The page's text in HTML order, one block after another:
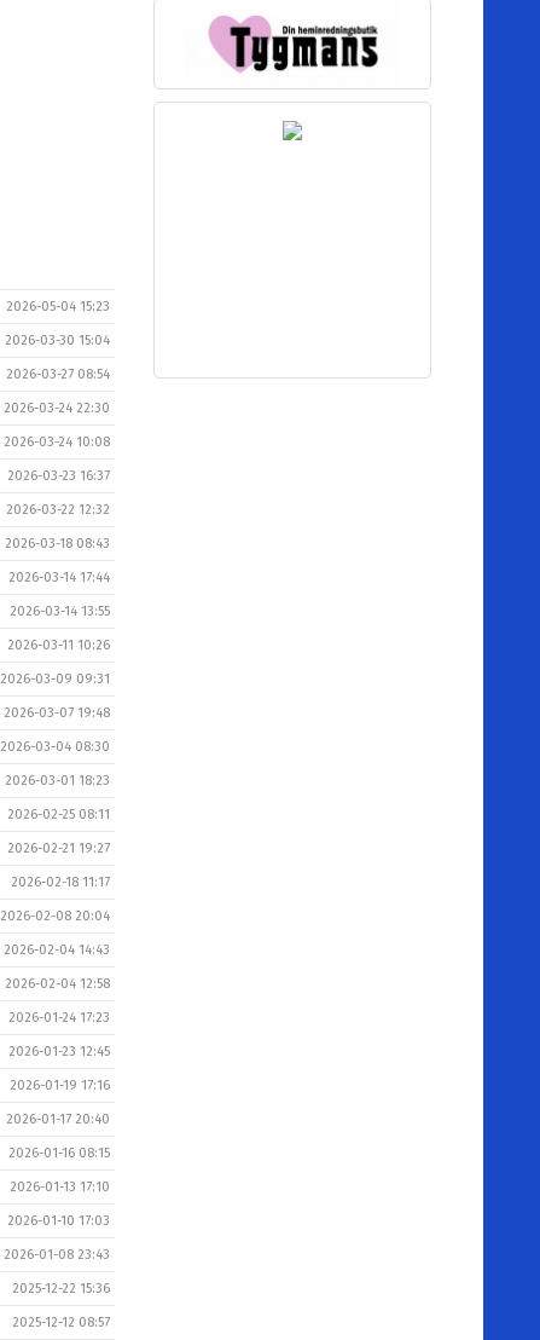
2026-05-04 15:23
2026-03-30 15:04
2026-03-27 08:54
2026-03-24 22:30
2026-03-24 10:08
2026-03-23 16:37
2026-03-22 12:32
2026-03-18 08:43
2026-03-14 17:44
2026-03-14 13:55
2026-03-11 10:26
2026-03-09 09:31
2026-03-07 19:48
2026-03-04 08:30
2026-03-01 18:23
2026-02-25 08:11
2026-02-21 19:27
2026-02-18 11:17
2026-02-08 20:04
2026-02-04 14:43
2026-02-04 12:58
2026-01-24 17:23
2026-01-23 12:45
2026-01-19 17:16
2026-01-17 20:40
2026-01-16 08:15
2026-01-13 17:10
2026-01-10 17:03
2026-01-08 23:43
2025-12-22 15:36
2025-12-12 08:57